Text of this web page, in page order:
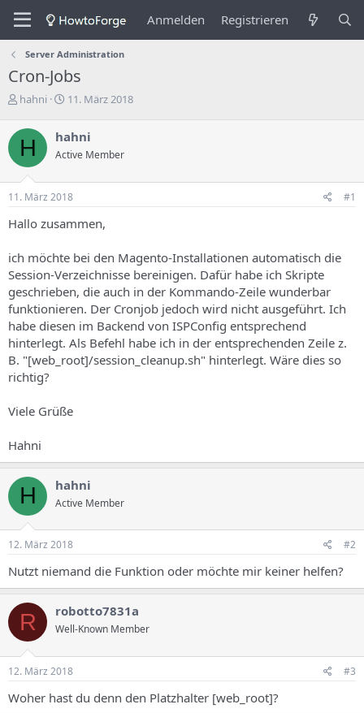
Anmelden Registrieren
Server Administration
Cron-Jobs
E
s
t
e
l
l
e
d
s
T
h
m
a
s
hahni
E
t
e
l
u
g
d
a
t
m
11. März 2018
H hahni
Active Member
11. März 2018 #1
Hallo zusammen,
ich möchte bei den Magento-Installationen automatisch die
Session-Verzeichnisse bereinigen. Dafür habe ich Skripte
geschrieben, die auch in der Kommando-Zeile wunderbar
funktionieren. Der Cronjob jedoch wird nicht ausgeführt. Ich
habe diesen im Backend von ISPConfig entsprechend
hinterlegt. Als Befehl habe ich in der entsprechenden Zeile z.
B. "[web_root]/session_cleanup.sh" hinterlegt. Wäre dies so
richtig?
Viele Grüße
Hahni
H hahni
Active Member
12. März 2018 #2
Nutzt niemand die Funktion oder möchte mir keiner helfen?
R robotto7831a
Well-Known Member
12. März 2018 #3
Woher hast du denn den Platzhalter [web_root]?